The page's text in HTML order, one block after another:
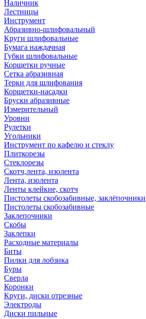
Наличник
Лестницы
Инструмент
Абразивно-шлифовальный
Круги шлифовальные
Бумага наждачная
Губки шлифовальные
Корщетки ручные
Сетка абразивная
Терки для шлифования
Корщетки-насадки
Бруски абразивные
Измерительный
Уровни
Рулетки
Угольники
Инструмент по кафелю и стеклу
Плиткорезы
Стеклорезы
Скотч,лента, изолента
Лента, изолента
Ленты клейкие, скотч
Пистолеты скобозабивные, заклёпочники
Пистолеты скобозабивные
Заклепочники
Скобы
Заклепки
Расходные материалы
Биты
Пилки для лобзика
Буры
Сверла
Коронки
Круги, диски отрезные
Электроды
Диски пильные